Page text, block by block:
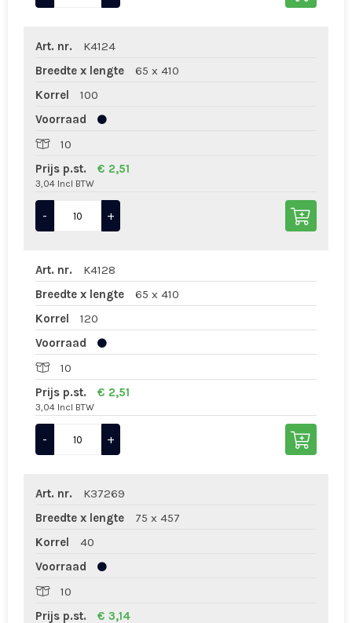
Art. nr.
K4124
Breedte x lengte
65 x 410
Korrel
100
Voorraad
10
Prijs p.st.
€ 2,51
3,04 Incl BTW
- +
Art. nr.
K4128
Breedte x lengte
65 x 410
Korrel
120
Voorraad
10
Prijs p.st.
€ 2,51
3,04 Incl BTW
- +
Art. nr.
K37269
Breedte x lengte
75 x 457
Korrel
40
Voorraad
10
Prijs p.st.
€ 3,14